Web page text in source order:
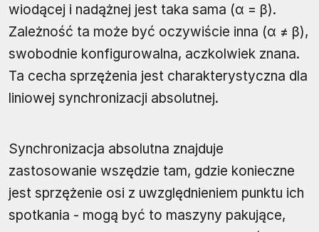
wiodącej i nadążnej jest taka sama (α = β).
Zależność ta może być oczywiście inna (α ≠ β),
swobodnie konfigurowalna, aczkolwiek znana.
Ta cecha sprzężenia jest charakterystyczna dla
liniowej synchronizacji absolutnej.
Synchronizacja absolutna znajduje
zastosowanie wszędzie tam, gdzie konieczne
jest sprzężenie osi z uwzględnieniem punktu ich
spotkania - mogą być to maszyny pakujące,